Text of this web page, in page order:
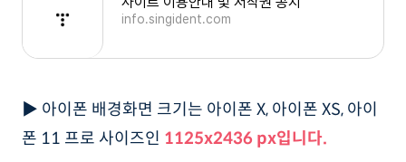
info.singident.com
▶ 아이폰 배경화면 크기는 아이폰 X, 아이폰 XS, 아이
폰 11 프로 사이즈인 1125x2436 px입니다.